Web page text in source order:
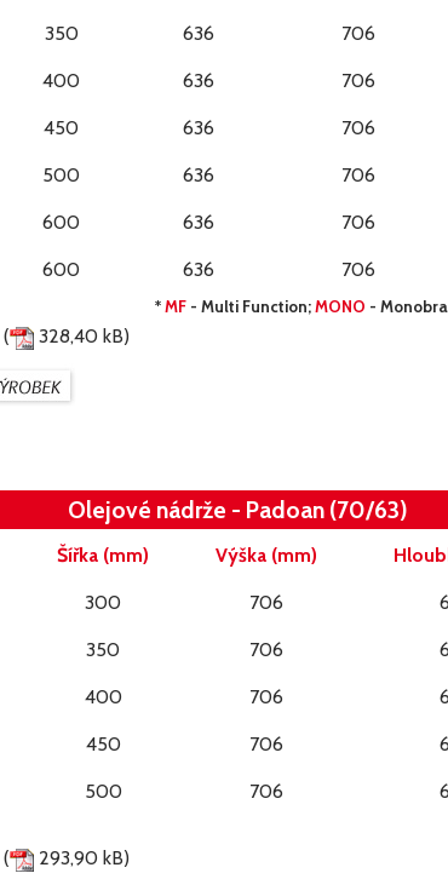
350 636 706
400 636 706
450 636 706
500 636 706
600 636 706
600 636 706
*MF - Multi Function;MONO -
( 328,40 kB)
Olejové nádrže - Padoan (70/63)
Šířka (mm) Výška (mm)
300 706
350 706
400 706
450 706
500 706
( 293,90 kB)